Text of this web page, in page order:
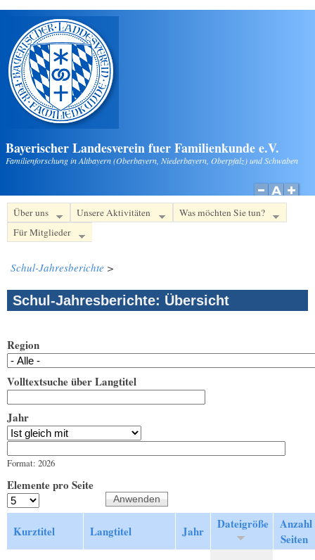
Direkt zum Inhalt
Bayerischer Landesverein fuer Familienkunde e.V.
Familienforschung in Altbayern (Oberbayern, Niederbayern, Oberpfalz) und Schwaben
Über uns Unsere Aktivitäten
Was möchten Sie tun?
Für Mitglieder
Schul-Jahresberichte >
Schul-Jahresberichte: Übersicht
Region
Volltextsuche über Langtitel
Jahr
Format: 2026
Elemente pro Seite
Kurztitel Langtitel Jahr Dateigröße
Anzahl
Seiten